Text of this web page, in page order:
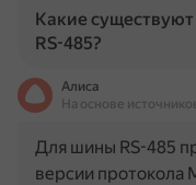
Какие
RS-485?
Алиса
На основе
Для шины RS-485
версии протокола